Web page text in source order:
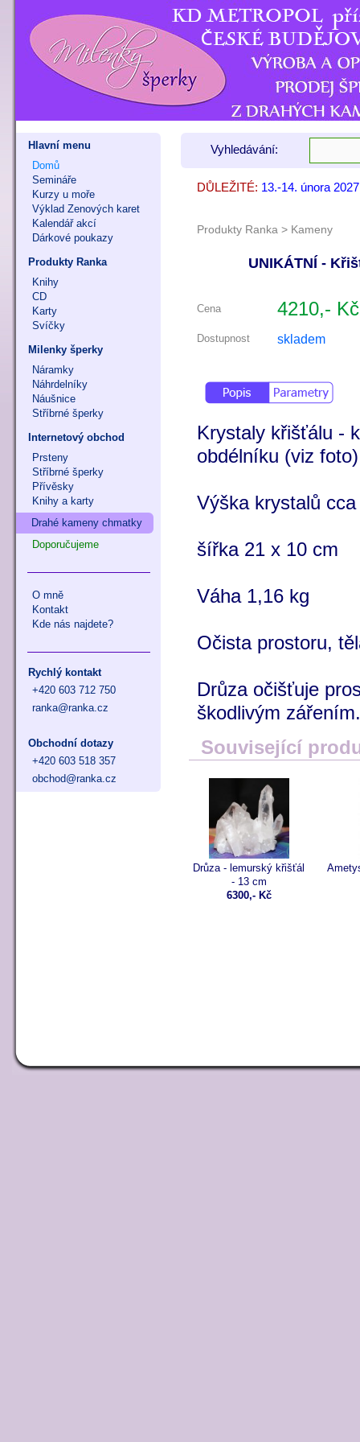
Hlavní menu
Domů
Semináře
Kurzy u moře
Výklad Zenových karet
Kalendář akcí
Dárkové poukazy
Produkty Ranka
Knihy
CD
Karty
Svíčky
Milenky šperky
Náramky
Náhrdelníky
Náušnice
Stříbrné šperky
Internetový obchod
Prsteny
Stříbrné šperky
Přívěsky
Knihy a karty
Drahé kameny chmatky
Doporučujeme
O mně
Kontakt
Kde nás najdete?
Rychlý kontakt
+420 603 712 750
ranka@ranka.cz
Obchodní dotazy
+420 603 518 357
obchod@ranka.cz
Vyhledávání:
DŮLEŽITÉ: 13.-14. února
7. - 8. listopadu
9. - 11. října 2026
Produkty Ranka > Kameny
UNIKÁTNÍ -
Cena 4210,- Kč
Dostupnost skladem
Krystaly křišťálu -
obdélníku (viz foto)
Výška krystalů
šířka 21 x 10 cm
Váha 1,16 kg
Očista prostoru,
Drůza očišťuje
škodlivým zářením.
Související
Drůza - lemurský křišťál
- 13 cm
6300,- Kč